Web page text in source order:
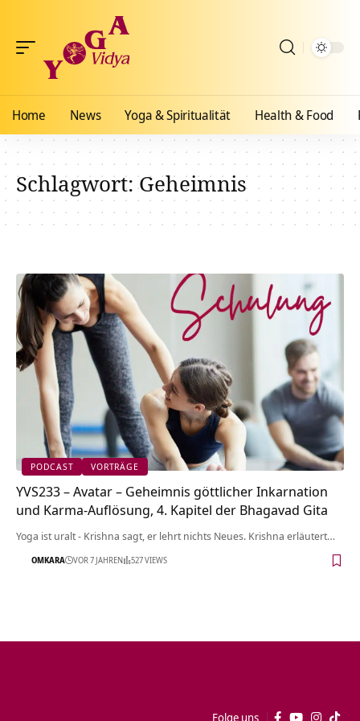
Home News Yoga & Spiritualität Health & Food
Schlagwort:Geheimnis
PODCAST VORTRÄGE
YVS233 – Avatar – Geheimnis göttlicher Inkarnation
und Karma-Auflösung, 4. Kapitel der Bhagavad Gita
Yoga ist uralt - Krishna sagt, er lehrt nichts Neues. Krishna erläutert…
OMKARA VOR 7 JAHREN 527 VIEWS
Folge uns